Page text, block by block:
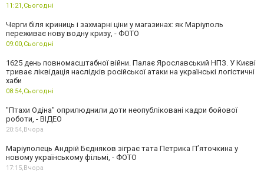
11:21,Сьогодні
Черги біля криниць і захмарні ціни у магазинах: як Маріуполь
переживає нову водну кризу, - ФОТО
09:00,Сьогодні
1625 день повномасштабної війни. Палає Ярославський НПЗ. У Києві
триває ліквідація наслідків російської атаки на українські логістичні
хаби
08:54,Сьогодні
"Птахи Одіна" оприлюднили доти неопубліковані кадри бойової
роботи, - ВІДЕО
20:54,Вчора
Маріуполець Андрій Бєдняков зіграє тата Петрика П’яточкина у
новому українському фільмі, - ФОТО
17:15,Вчора